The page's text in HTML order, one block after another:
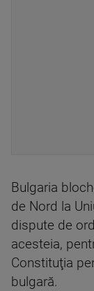
Bulgaria
de Nord la
dispute de
acesteia,
Constituţia
bulgară.